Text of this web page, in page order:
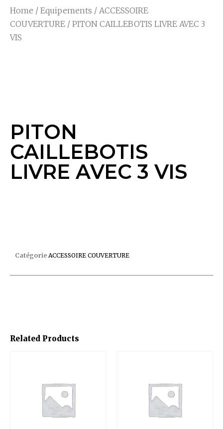
Home / Equipements / ACCESSOIRE
COUVERTURE / PITON CAILLEBOTIS LIVRE AVEC 3
VIS
PITON
CAILLEBOTIS
LIVRE AVEC 3 VIS
Related Products
Catégorie ACCESSOIRE COUVERTURE